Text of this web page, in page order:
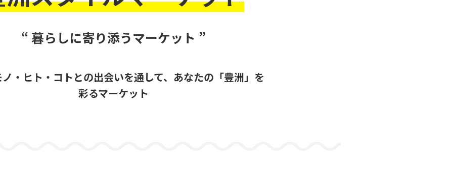
“ 暮らしに寄り添うマーケット ”
・ヒト・コトとの出会いを通して、あなたの「豊洲」を
彩るマーケット